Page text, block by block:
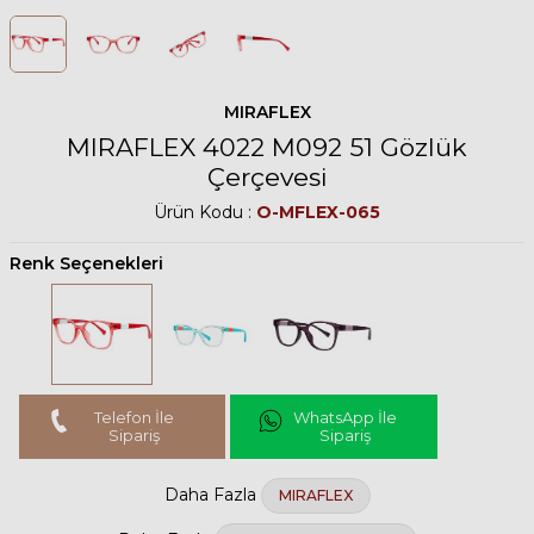
MIRAFLEX
MIRAFLEX 4022 M092 51 Gözlük
Çerçevesi
Ürün Kodu : O-MFLEX-065
Renk Seçenekleri
Telefon İle
Sipariş
WhatsApp İle
Sipariş
Daha Fazla MIRAFLEX